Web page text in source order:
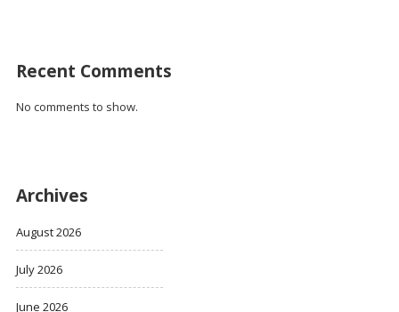
Recent Comments
No comments to show.
Archives
August 2026
July 2026
June 2026